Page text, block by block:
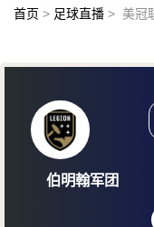
首页 > 足球直播 > 美冠